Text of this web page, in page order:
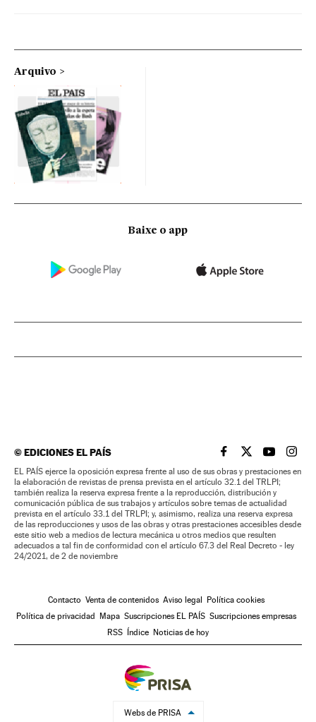
Arquivo
Baixe o app
©EDICIONES EL PAÍS EL PAÍS BRASIL EN
EL PAÍSEL PAÍS
EL
EL PAÍS ejerce la oposición expresa frente al uso de sus obras y prestaciones en
la elaboración de revistas de prensa prevista en el artículo 32.1 del TRLPI;
también realiza la reserva expresa frente a la reproducción, distribución y
comunicación pública de sus trabajos y artículos sobre temas de actualidad
prevista en el artículo 33.1 del TRLPI; y, asimismo, realiza una reserva expresa
de las reproducciones y usos de las obras y otras prestaciones accesibles desde
este sitio web a medios de lectura mecánica u otros medios que resulten
adecuados a tal fin de conformidad con el artículo 67.3 del Real Decreto - ley
24/2021, de 2 de noviembre
Contacto Venta de contenidos Aviso legal Política cookies
Política de privacidad Mapa Suscripciones EL PAÍS Suscripciones empresas
RSS Índice Noticias de hoy
Webs de PRISA